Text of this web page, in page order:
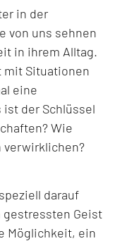
in der
von uns sehnen
in ihrem Alltag.
mit Situationen
eine
ist der Schlüssel
Wie
verwirklichen?
darauf
Geist
Möglichkeit, ein